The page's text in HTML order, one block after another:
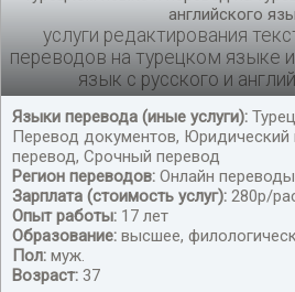
услуги редактирования
переводов на турецком языке
язык с русского и
Языки перевода (иные услуги):
Перевод документов, Юридический
перевод, Срочный перевод
Регион переводов: Онлайн переводы
Зарплата (стоимость услуг): 280р/
Опыт работы: 17 лет
Образование: высшее,
Пол: муж.
Возраст: 37